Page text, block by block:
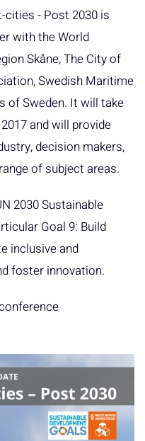
- Post 2030 is
with the World
Skåne, The City of
Swedish Maritime
of Sweden. It will take
and will provide
decision makers,
of subject areas.
2030 Sustainable
Goal 9: Build
inclusive and
foster innovation.